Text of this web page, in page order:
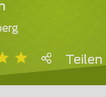
Teilen